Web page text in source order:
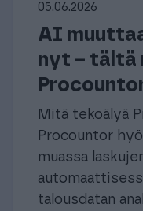
05.06.2026
AI
nyt – tältä
Mitä tekoälyä
Procountor
muassa
talousdatan